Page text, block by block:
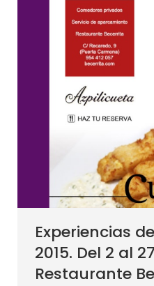
Experiencias
2015. Del 2 al
Restaurante